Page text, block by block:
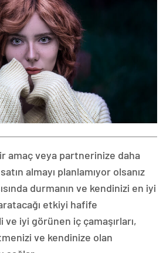
amaç veya partnerinize daha
almayı planlamıyor olsanız
durmanın ve kendinizi en iyi
etkiyi hafife
ve iyi görünen iç çamaşırları,
ve kendinize olan